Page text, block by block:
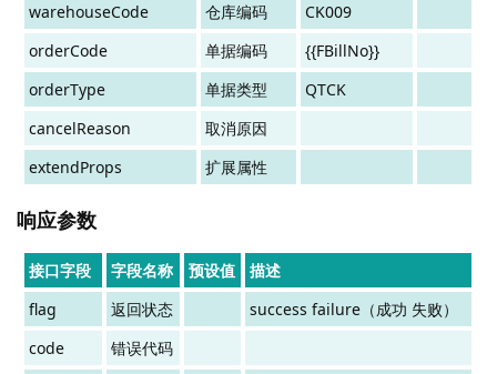
warehouseCode
仓库编码
CK009
orderCode
单据编码
{{FBillNo}}
orderType
单据类型
QTCK
cancelReason
取消原因
extendProps
扩展属性
响应参数
接口字段 字段名称 预设值
描述
flag
返回状态
success failure（成功 失败）
code
错误代码